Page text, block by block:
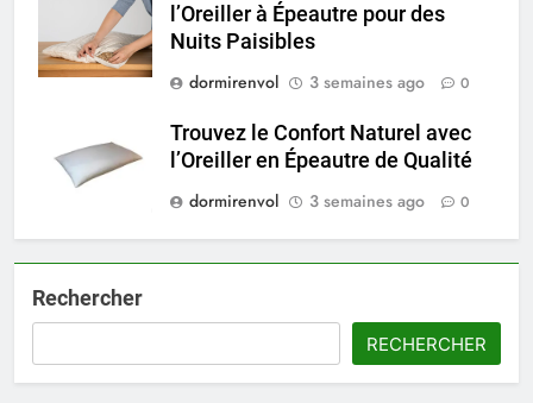
l’Oreiller à Épeautre pour des
Nuits Paisibles
dormirenvol
3 semaines ago 0
Trouvez le Confort Naturel avec
l’Oreiller en Épeautre de Qualité
dormirenvol
3 semaines ago 0
Rechercher
RECHERCHER